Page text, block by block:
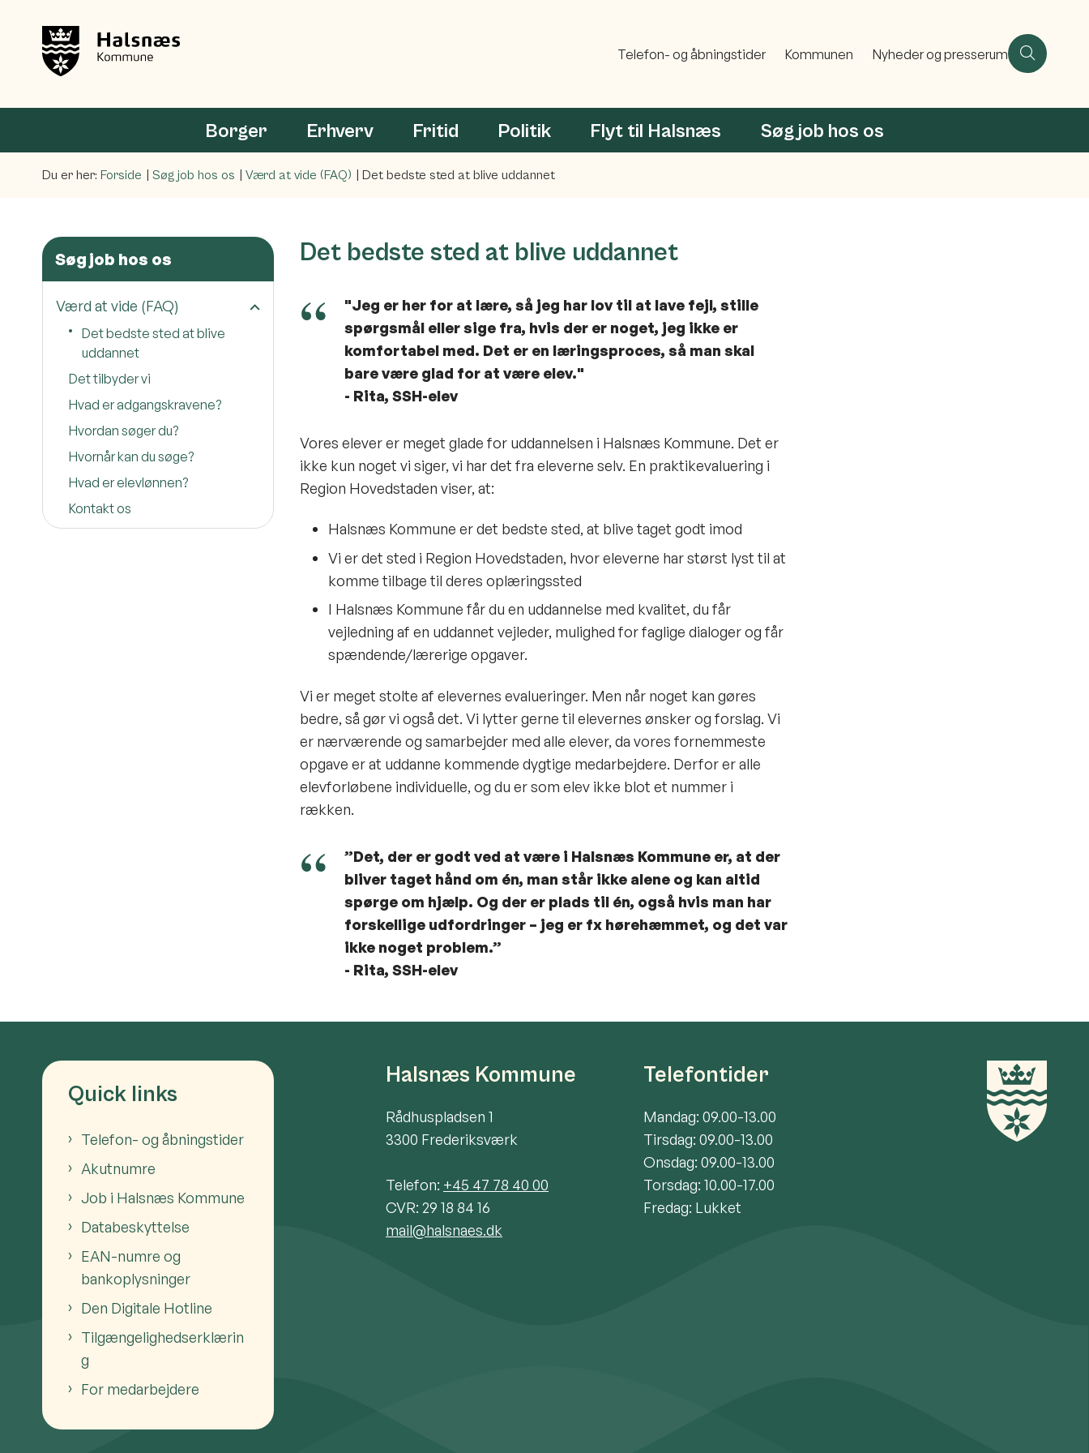
Telefon- og åbningstider Kommunen Nyheder og presserum
Borger Erhverv Fritid Politik Flyt til Halsnæs Søg job hos os
Du er her: Forside Søg job hos os Værd at vide (FAQ) Det bedste sted at blive uddannet
Søg job hos os
Værd at vide (FAQ)
Det bedste sted at blive
uddannet
Det tilbyder vi
Hvad er adgangskravene?
Hvordan søger du?
Hvornår kan du søge?
Hvad er elevlønnen?
Kontakt os
Det bedste sted at blive uddannet
"Jeg er her for at lære, så jeg har lov til at lave fejl, stille
spørgsmål eller sige fra, hvis der er noget, jeg ikke er
komfortabel med. Det er en læringsproces, så man skal
bare være glad for at være elev."
- Rita, SSH-elev
Vores elever er meget glade for uddannelsen i Halsnæs Kommune. Det er
ikke kun noget vi siger, vi har det fra eleverne selv. En praktikevaluering i
Region Hovedstaden viser, at:
Halsnæs Kommune er det bedste sted, at blive taget godt imod
Vi er det sted i Region Hovedstaden, hvor eleverne har størst lyst til at
komme tilbage til deres oplæringssted
I Halsnæs Kommune får du en uddannelse med kvalitet, du får
vejledning af en uddannet vejleder, mulighed for faglige dialoger og får
spændende/lærerige opgaver.
Vi er meget stolte af elevernes evalueringer. Men når noget kan gøres
bedre, så gør vi også det. Vi lytter gerne til elevernes ønsker og forslag. Vi
er nærværende og samarbejder med alle elever, da vores fornemmeste
opgave er at uddanne kommende dygtige medarbejdere. Derfor er alle
elevforløbene individuelle, og du er som elev ikke blot et nummer i
rækken.
”Det, der er godt ved at være i Halsnæs Kommune er, at der
bliver taget hånd om én, man står ikke alene og kan altid
spørge om hjælp. Og der er plads til én, også hvis man har
forskellige udfordringer – jeg er fx hørehæmmet, og det var
ikke noget problem.”
- Rita, SSH-elev
Quick links
Telefon- og åbningstider
Akutnumre
Job i Halsnæs Kommune
Databeskyttelse
EAN-numre og
bankoplysninger
Den Digitale Hotline
Tilgængelighedserklærin
g
For medarbejdere
Halsnæs Kommune
Rådhuspladsen 1
3300 Frederiksværk
Telefon: +45 47 78 40 00
CVR: 29 18 84 16
mail@halsnaes.dk
Telefontider
Mandag: 09.00-13.00
Tirsdag: 09.00-13.00
Onsdag: 09.00-13.00
Torsdag: 10.00-17.00
Fredag: Lukket